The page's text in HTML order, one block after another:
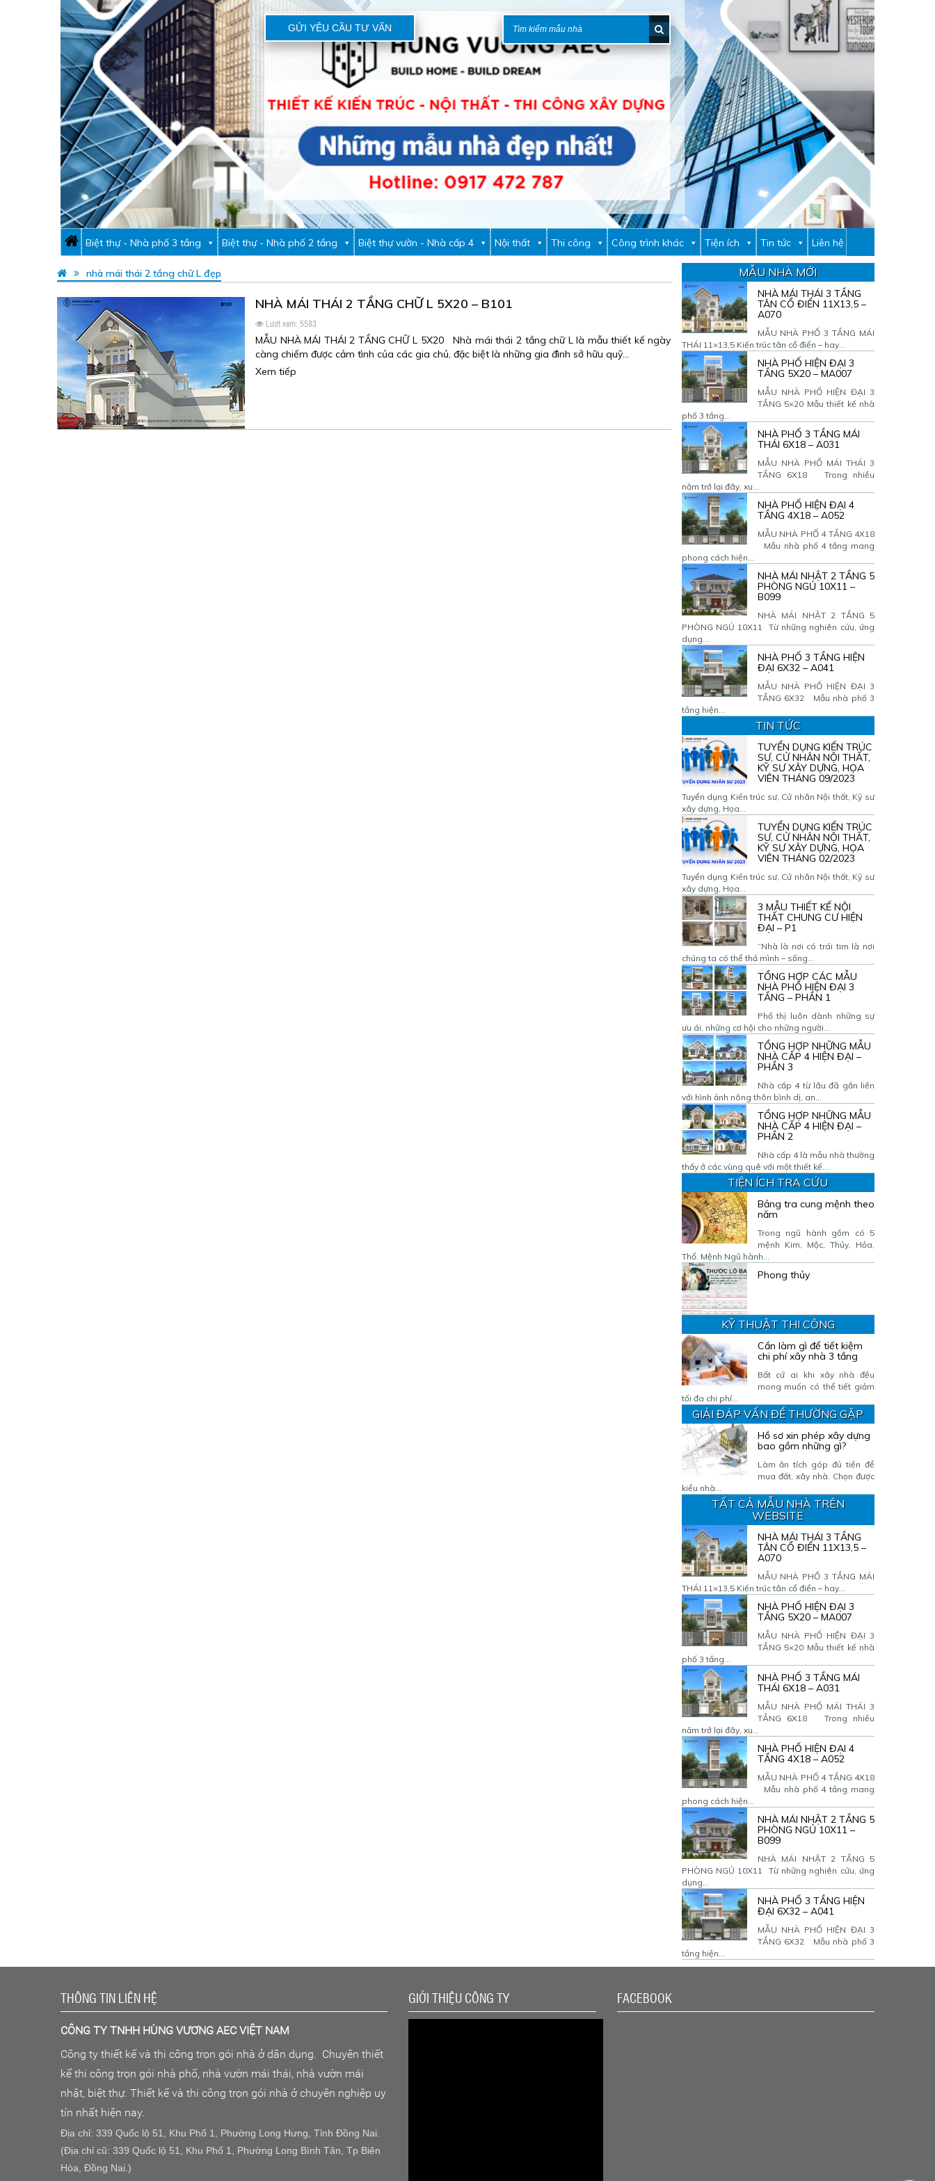
GỬI YÊU CẦU TƯ VẤN
Biệt thự - Nhà phố 3 tầng Biệt thự - Nhà phố 2 tầng Biệt thự vườn - Nhà cấp 4 Nội thất Thi công Công trình khác Tiện ích Tin tức Liên hệ
nhà mái thái 2 tầng chữ L đẹp
NHÀ MÁI THÁI 2 TẦNG CHỮ L 5X20 – B101
Lượt xem: 5583
MẪU NHÀ MÁI THÁI 2 TẦNG CHỮ L 5X20 Nhà mái thái 2 tầng chữ L là mẫu thiết kế ngày
càng chiếm được cảm tình của các gia chủ, đặc biệt là những gia đình sở hữu quỹ…
Xem tiếp
MẪU NHÀ MỚI
NHÀ MÁI THÁI 3 TẦNG
TÂN CỔ ĐIỂN 11X13,5 –
A070
MẪU NHÀ PHỐ 3 TẦNG MÁI
THÁI 11×13,5 Kiến trúc tân cổ điển – hay...
NHÀ PHỐ HIỆN ĐẠI 3
TẦNG 5X20 – MA007
MẪU NHÀ PHỐ HIỆN ĐẠI 3
TẦNG 5×20 Mẫu thiết kế nhà
phố 3 tầng...
NHÀ PHỐ 3 TẦNG MÁI
THÁI 6X18 – A031
MẪU NHÀ PHỐ MÁI THÁI 3
TẦNG 6X18 Trong nhiều
năm trở lại đây, xu...
NHÀ PHỐ HIỆN ĐẠI 4
TẦNG 4X18 – A052
MẪU NHÀ PHỐ 4 TẦNG 4X18
Mẫu nhà phố 4 tầng mang
phong cách hiện...
NHÀ MÁI NHẬT 2 TẦNG 5
PHÒNG NGỦ 10X11 –
B099
NHÀ MÁI NHẬT 2 TẦNG 5
PHÒNG NGỦ 10X11 Từ những nghiên cứu, ứng
dụng...
NHÀ PHỐ 3 TẦNG HIỆN
ĐẠI 6X32 – A041
MẪU NHÀ PHỐ HIỆN ĐẠI 3
TẦNG 6X32 Mẫu nhà phố 3
tầng hiện...
TIN TỨC
TUYỂN DỤNG KIẾN TRÚC
SƯ, CỬ NHÂN NỘI THẤT,
KỸ SƯ XÂY DỰNG, HỌA
VIÊN THÁNG 09/2023
Tuyển dụng Kiến trúc sư, Cử nhân Nội thất, Kỹ sư
xây dựng, Họa...
TUYỂN DỤNG KIẾN TRÚC
SƯ, CỬ NHÂN NỘI THẤT,
KỸ SƯ XÂY DỰNG, HỌA
VIÊN THÁNG 02/2023
Tuyển dụng Kiến trúc sư, Cử nhân Nội thất, Kỹ sư
xây dựng, Họa...
3 MẪU THIẾT KẾ NỘI
THẤT CHUNG CƯ HIỆN
ĐẠI – P1
“Nhà là nơi có trái tim là nơi
chúng ta có thể thả mình – sống...
TỔNG HỢP CÁC MẪU
NHÀ PHỐ HIỆN ĐẠI 3
TẦNG – PHẦN 1
Phố thị luôn dành những sự
ưu ái, những cơ hội cho những người...
TỔNG HỢP NHỮNG MẪU
NHÀ CẤP 4 HIỆN ĐẠI –
PHẦN 3
Nhà cấp 4 từ lâu đã gắn liền
với hình ảnh nông thôn bình dị, an...
TỔNG HỢP NHỮNG MẪU
NHÀ CẤP 4 HIỆN ĐẠI –
PHẦN 2
Nhà cấp 4 là mẫu nhà thường
thấy ở các vùng quê với một thiết kế...
TIỆN ÍCH TRA CỨU
Bảng tra cung mệnh theo
năm
Trong ngũ hành gồm có 5
mệnh Kim, Mộc, Thủy, Hỏa,
Thổ. Mệnh Ngũ hành...
Phong thủy
KỸ THUẬT THI CÔNG
Cần làm gì để tiết kiệm
chi phí xây nhà 3 tầng
Bất cứ ai khi xây nhà đều
mong muốn có thể tiết giảm
tối đa chi phí...
GIẢI ĐÁP VẤN ĐỀ THƯỜNG GẶP
Hồ sơ xin phép xây dựng
bao gồm những gì?
Làm ăn tích góp đủ tiền để
mua đất, xây nhà. Chọn được
kiểu nhà...
TẤT CẢ MẪU NHÀ TRÊN
WEBSITE
NHÀ MÁI THÁI 3 TẦNG
TÂN CỔ ĐIỂN 11X13,5 –
A070
MẪU NHÀ PHỐ 3 TẦNG MÁI
THÁI 11×13,5 Kiến trúc tân cổ điển – hay...
NHÀ PHỐ HIỆN ĐẠI 3
TẦNG 5X20 – MA007
MẪU NHÀ PHỐ HIỆN ĐẠI 3
TẦNG 5×20 Mẫu thiết kế nhà
phố 3 tầng...
NHÀ PHỐ 3 TẦNG MÁI
THÁI 6X18 – A031
MẪU NHÀ PHỐ MÁI THÁI 3
TẦNG 6X18 Trong nhiều
năm trở lại đây, xu...
NHÀ PHỐ HIỆN ĐẠI 4
TẦNG 4X18 – A052
MẪU NHÀ PHỐ 4 TẦNG 4X18
Mẫu nhà phố 4 tầng mang
phong cách hiện...
NHÀ MÁI NHẬT 2 TẦNG 5
PHÒNG NGỦ 10X11 –
B099
NHÀ MÁI NHẬT 2 TẦNG 5
PHÒNG NGỦ 10X11 Từ những nghiên cứu, ứng
dụng...
NHÀ PHỐ 3 TẦNG HIỆN
ĐẠI 6X32 – A041
MẪU NHÀ PHỐ HIỆN ĐẠI 3
TẦNG 6X32 Mẫu nhà phố 3
tầng hiện...
THÔNG TIN LIÊN HỆ
CÔNG TY TNHH HÙNG VƯƠNG AEC VIỆT NAM
Công ty thiết kế và thi công trọn gói nhà ở dân dụng. Chuyên thiết
kế thi công trọn gói nhà phố, nhà vườn mái thái, nhà vườn mái
nhật, biệt thự. Thiết kế và thi công trọn gói nhà ở chuyên nghiệp uy
tín nhất hiện nay.
Địa chỉ: 339 Quốc lộ 51, Khu Phố 1, Phường Long Hưng, Tỉnh Đồng Nai.
(Địa chỉ cũ: 339 Quốc lộ 51, Khu Phố 1, Phường Long Bình Tân, Tp Biên
Hòa, Đồng Nai.)
GIỚI THIỆU CÔNG TY FACEBOOK